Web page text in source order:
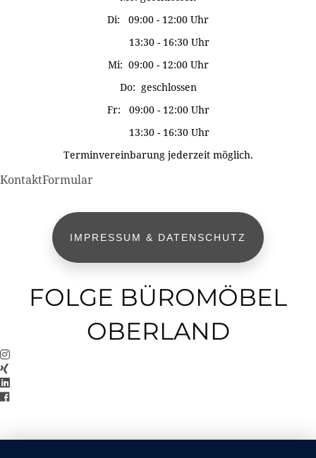
Di: 09:00 - 12:00 Uhr
13:30 - 16:30 Uhr
Mi: 09:00 - 12:00 Uhr
Do: geschlossen
Fr: 09:00 - 12:00 Uhr
13:30 - 16:30 Uhr
Terminvereinbarung jederzeit möglich.
KontaktFormular
IMPRESSUM & DATENSCHUTZ
FOLGE BÜROMÖBEL
OBERLAND